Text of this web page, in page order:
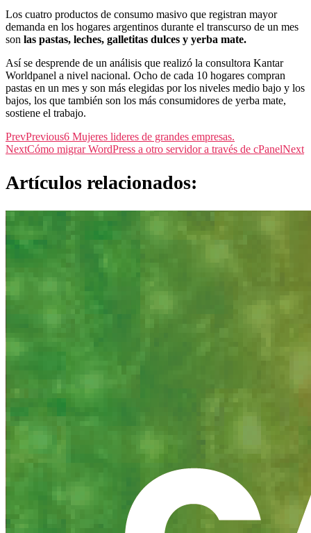
Los cuatro productos de consumo masivo que registran mayor
demanda en los hogares argentinos durante el transcurso de un mes
son las pastas, leches, galletitas dulces y yerba mate.
Así se desprende de un análisis que realizó la consultora Kantar
Worldpanel a nivel nacional. Ocho de cada 10 hogares compran
pastas en un mes y son más elegidas por los niveles medio bajo y los
bajos, los que también son los más consumidores de yerba mate,
sostiene el trabajo.
PrevPrevious6 Mujeres lideres de grandes empresas.
NextCómo migrar WordPress a otro servidor a través de cPanelNext
Artículos relacionados: